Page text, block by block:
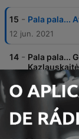
15 - Pala pala...
12 jun. 2021
14 - Pala pala...
partnerį,
29 maio 2021
13 - Pala pala...
Raibytė